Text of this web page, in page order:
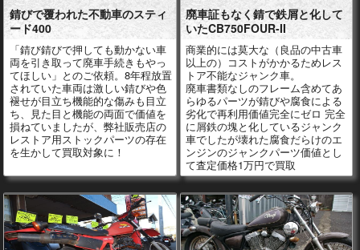
錆びで覆われた不動車のスティ
ード400
「錆び錆びで押しても動かない車
両を引き取って廃車手続きもやっ
てほしい」とのご依頼。8年程放置
されていた車両は激しい錆びや色
褪せが目立ち機能的な傷みも目立
ち、見た目と機能の両面で価値を
損ねていましたが、弊社販売店の
レストア用ストックパーツの存在
を生かして買取対象に！
廃車証もなく錆で鉄屑と化して
いたCB750FOUR-II
商業的には莫大な（良品の中古車
以上の）コストがかかるためレス
トア不能なジャンク車。
廃車書類なしのフレーム含めてあ
らゆるパーツが錆びや腐食による
劣化で再利用価値完全にゼロ 完全
に屑鉄の塊と化しているジャンク
車でしたが壊れた腐食だらけのエ
ンジンのジャンクパーツ価値とし
て査定価格1万円で買取